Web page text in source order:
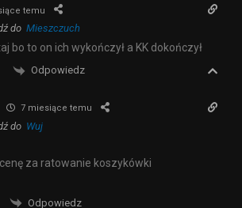
temu
do Mieszczuch
bo to on ich wykończył a KK dokończył
Odpowiedz
7 miesiące temu
do Wuj
cenę za ratowanie koszykówki
Odpowiedz